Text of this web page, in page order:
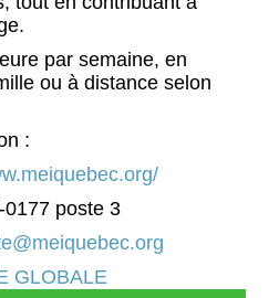
par semaine, en
ou à distance selon
:
poste 3
GLOBALE